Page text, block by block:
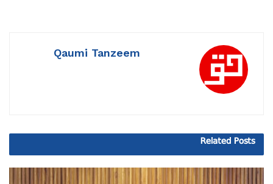
Qaumi Tanzeem
Related Posts